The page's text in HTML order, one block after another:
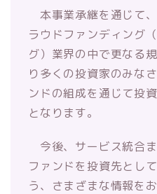
本事業承継を通じて
ラウドファンディング
グ）業界の中で更なる
り多くの投資家のみな
ンドの組成を通じて投
となります。
今後、サービス統合
ファンドを投資先とし
う、さまざまな情報を